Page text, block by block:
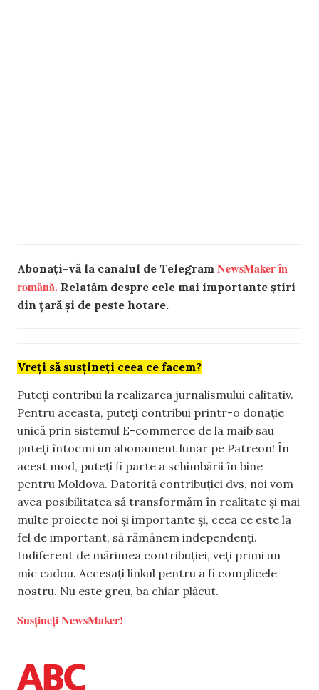
Abonați-vă la canalul de Telegram NewsMaker în
română. Relatăm despre cele mai importante știri
din țară și de peste hotare.
Vreți să susțineți ceea ce facem?
Puteți contribui la realizarea jurnalismului calitativ.
Pentru aceasta, puteți contribui printr-o donație
unică prin sistemul E-commerce de la maib sau
puteți întocmi un abonament lunar pe Patreon! În
acest mod, puteți fi parte a schimbării în bine
pentru Moldova. Datorită contribuției dvs, noi vom
avea posibilitatea să transformăm în realitate și mai
multe proiecte noi și importante și, ceea ce este la
fel de important, să rămânem independenți.
Indiferent de mărimea contribuției, veți primi un
mic cadou. Accesați linkul pentru a fi complicele
nostru. Nu este greu, ba chiar plăcut.
Susțineți NewsMaker!